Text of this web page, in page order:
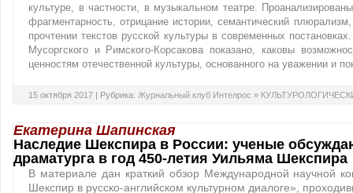
культуре, в частности, в музыкальном театре.
фрагментарность, отрицание истории, семантический
прочтении текстов русской культуры в современных
Мусоргского и Римского-Корсакова показано, каковы
ценностям отечественной культуры, основанного на уважении и
15 октября 2017 | Рубрика: Журнальный клуб Интелрос »
Екатерина Шапинская
Наследие Шекспира в России: ученые
драматурга в год 450-летия Уильяма Шекспира
В материале дан краткий обзор Международной научной
Шекспир в русско-английском культурном диалоге»,